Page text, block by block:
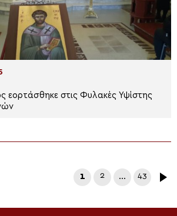
εορτάσθηκε στις Φυλακές Υψίστης
1 2 … 43